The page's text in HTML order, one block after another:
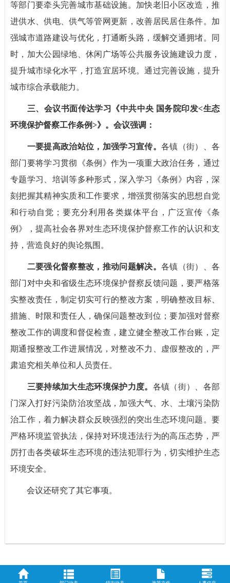
等部门要牵头完善城市基础设施。加快老旧小区改造，推
进供水、供电、供气等管网更新，改善居民居住条件。加
强城市道路建设与优化，打通断头路，缓解交通拥堵。同
时，加大公园绿地、休闲广场等公共服务设施建设力度，
提升城市绿化水平，打造宜居环境。通过完善设施，提升
城市综合承载能力。
三、会议书面传达学习《中共中央 国务院印发<生态
环境保护督察工作条例>》。会议强调：
一要提高政治站位，加强学习宣传。 各镇（街）、各
部门要将学习贯彻《条例》作为一项重大政治任务，通过
专题学习、培训等多种形式，深入学习《条例》内容，深
刻把握其精神实质和工作要求，增强贯彻落实的思想自觉
和行动自觉；要充分利用各类媒体平台，广泛宣传《条
例》，提高社会各界对生态环境保护督察工作的认识和支
持，营造良好的舆论氛围。
二要强化督察整改，推动问题解决。 各镇（街）、各
部门对中央和省级生态环境保护督察反馈问题，要严格落
实整改责任，制定切实可行的整改方案，明确整改目标、
措施、时限和责任人，确保问题整改到位；要加强对督察
整改工作的调度和督促检查，建立健全整改工作台账，定
期通报整改工作进展情况，对整改不力、虚假整改的，严
肃追究相关单位和人员责任。
三要持续加大生态环境保护力度。 各镇（街）、各部
门深入打好污染防治攻坚战，加强大气、水、土壤污染防
治工作，着力解决群众反映强烈的突出生态环境问题。要
严格环境监管执法，保持对环境违法行为的高压态势，严
厉打击各类破坏生态环境的违法犯罪行为，切实维护生态
环境安全。
会议还研究了其它事项。